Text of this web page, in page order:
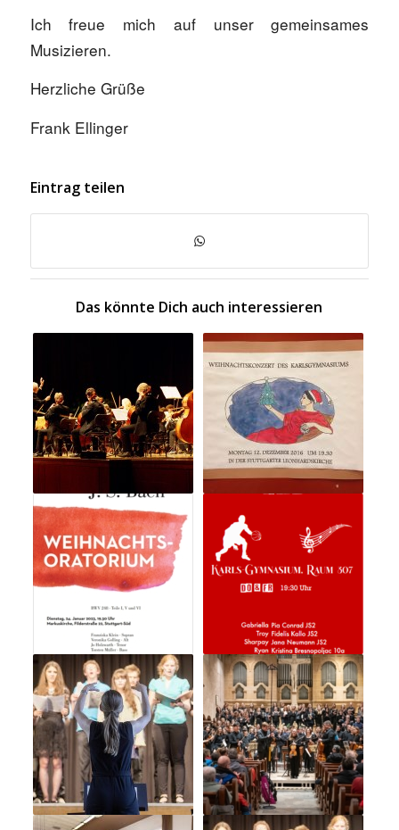
Ich freue mich auf unser gemeinsames
Musizieren.
Herzliche Grüße
Frank Ellinger
Eintrag teilen
Das könnte Dich auch interessieren